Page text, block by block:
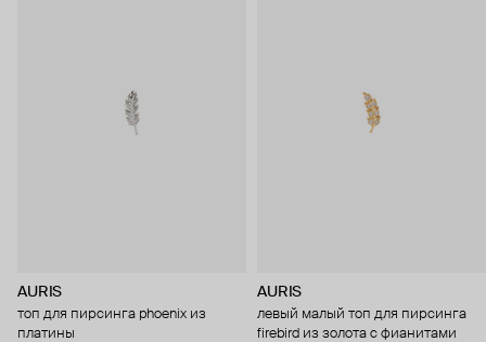
AURIS
топ для пирсинга phoenix из
платины
AURIS
левый малый топ для пирсинга
firebird из золота с фианитами